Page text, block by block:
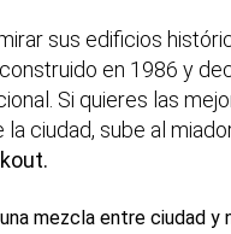
sus edificios
en 1986 y
Si quieres las
la ciudad, sube al
mezcla entre ciudad y